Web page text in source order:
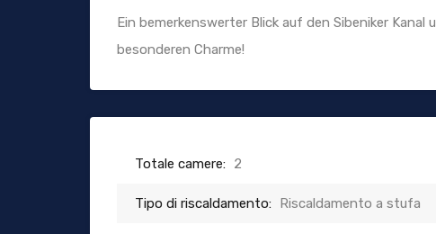
Ein bemerkenswerter Blick auf den Sibeniker
besonderen Charme!
Totale camere: 2
Tipo di riscaldamento: Riscaldamento a stufa